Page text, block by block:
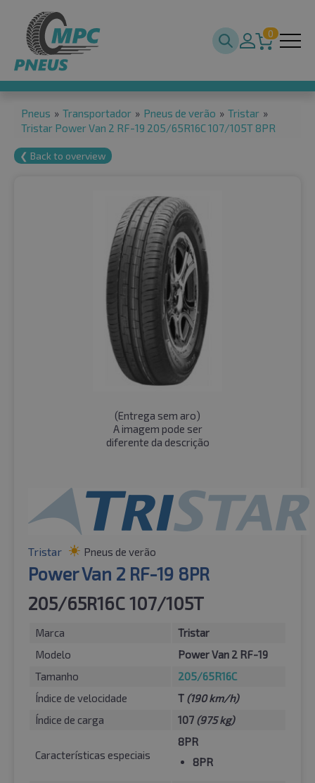
0
Pneus » Transportador » Pneus de verão » Tristar »
Tristar Power Van 2 RF-19 205/65R16C 107/105T 8PR
❮ Back to overview
(Entrega sem aro)
A imagem pode ser
diferente da descrição
Tristar Pneus de verão
Power Van 2 RF-19 8PR
205/65R16C 107/105T
Marca
Tristar
Modelo
Power Van 2 RF-19
Tamanho
205/65R16C
Índice de velocidade
T (190 km/h)
Índice de carga
107 (975 kg)
Características especiais
8PR
8PR